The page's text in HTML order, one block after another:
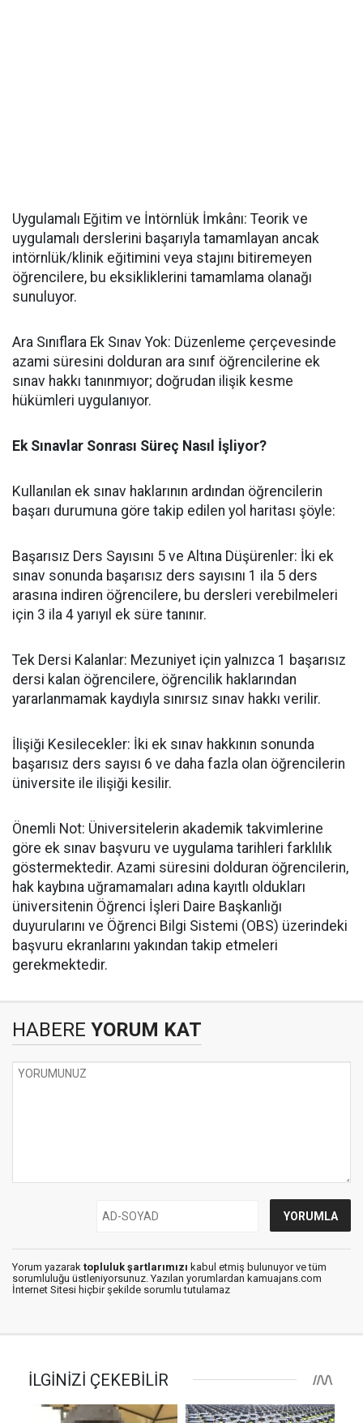
​Uygulamalı Eğitim ve İntörnlük İmkânı: Teorik ve
uygulamalı derslerini başarıyla tamamlayan ancak
intörnlük/klinik eğitimini veya stajını bitiremeyen
öğrencilere, bu eksikliklerini tamamlama olanağı
sunuluyor.
​Ara Sınıflara Ek Sınav Yok: Düzenleme çerçevesinde
azami süresini dolduran ara sınıf öğrencilerine ek
sınav hakkı tanınmıyor; doğrudan ilişik kesme
hükümleri uygulanıyor.
Ek Sınavlar Sonrası Süreç Nasıl İşliyor?
​Kullanılan ek sınav haklarının ardından öğrencilerin
başarı durumuna göre takip edilen yol haritası şöyle:
​Başarısız Ders Sayısını 5 ve Altına Düşürenler: İki ek
sınav sonunda başarısız ders sayısını 1 ila 5 ders
arasına indiren öğrencilere, bu dersleri verebilmeleri
için 3 ila 4 yarıyıl ek süre tanınır.
​Tek Dersi Kalanlar: Mezuniyet için yalnızca 1 başarısız
dersi kalan öğrencilere, öğrencilik haklarından
yararlanmamak kaydıyla sınırsız sınav hakkı verilir.
​İlişiği Kesilecekler: İki ek sınav hakkının sonunda
başarısız ders sayısı 6 ve daha fazla olan öğrencilerin
üniversite ile ilişiği kesilir.
​Önemli Not: Üniversitelerin akademik takvimlerine
göre ek sınav başvuru ve uygulama tarihleri farklılık
göstermektedir. Azami süresini dolduran öğrencilerin,
hak kaybına uğramamaları adına kayıtlı oldukları
üniversitenin Öğrenci İşleri Daire Başkanlığı
duyurularını ve Öğrenci Bilgi Sistemi (OBS) üzerindeki
başvuru ekranlarını yakından takip etmeleri
gerekmektedir.
HABERE YORUM KAT
Yorum yazarak topluluk şartlarımızı kabul etmiş bulunuyor ve tüm
sorumluluğu üstleniyorsunuz. Yazılan yorumlardan kamuajans.com
İnternet Sitesi hiçbir şekilde sorumlu tutulamaz